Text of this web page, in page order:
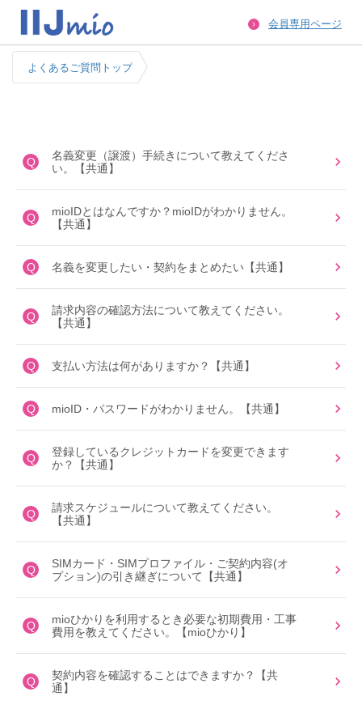
会員専用ページ
よくあるご質問トップ
Q
名義変更（譲渡）手続きについて教えてくださ
い。【共通】
Q
mioIDとはなんですか？mioIDがわかりません。
【共通】
Q 名義を変更したい・契約をまとめたい【共通】
Q
請求内容の確認方法について教えてください。
【共通】
Q 支払い方法は何がありますか？【共通】
Q mioID・パスワードがわかりません。【共通】
Q
登録しているクレジットカードを変更できます
か？【共通】
Q
請求スケジュールについて教えてください。
【共通】
Q
SIMカード・SIMプロファイル・ご契約内容(オ
プション)の引き継ぎについて【共通】
Q
mioひかりを利用するとき必要な初期費用・工事
費用を教えてください。【mioひかり】
Q
契約内容を確認することはできますか？【共
通】